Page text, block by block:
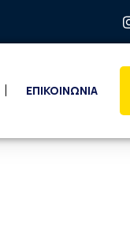
ΕΠΙΚΟΙΝΩΝΙΑ